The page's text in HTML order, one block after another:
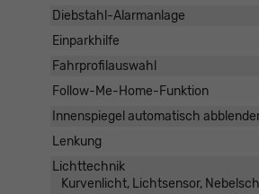
Diebstahl-Alarmanlage
Einparkhilfe
Fahrprofilauswahl
Follow-Me-Home-Funktion
Innenspiegel automatisch
Lenkung
Lichttechnik
Kurvenlicht, Lichtsensor,